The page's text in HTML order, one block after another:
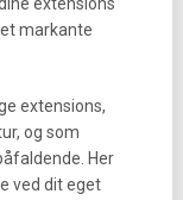
markante
extensions,
og som
Her
ved dit eget